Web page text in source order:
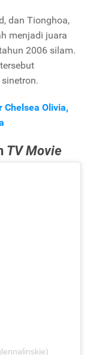
dan Tionghoa,
menjadi juara
2006 silam.
Olivia,
TV Movie